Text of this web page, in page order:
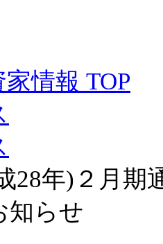
情報 TOP
28年)２月期
知らせ